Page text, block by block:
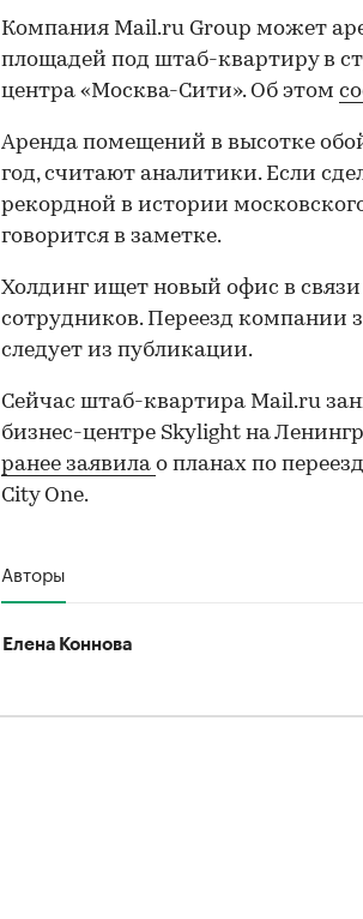
Компания Mail.ru Group может
площадей под штаб-квартиру в
центра «Москва-Сити». Об этом
Аренда помещений в высотке
год, считают аналитики. Если
рекордной в истории
говорится в заметке.
Холдинг ищет новый офис в
сотрудников. Переезд компании
следует из публикации.
Сейчас штаб-квартира Mail.ru
бизнес-центре Skylight на
ранее заявила о планах по
City One.
Авторы
Елена Коннова